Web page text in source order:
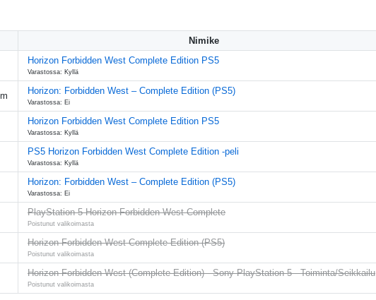
Nimike
Horizon Forbidden West Complete Edition PS5
Varastossa: Kyllä
Horizon: Forbidden West – Complete Edition (PS5)
Varastossa: Ei
Horizon Forbidden West Complete Edition PS5
Varastossa: Kyllä
PS5 Horizon Forbidden West Complete Edition -peli
Varastossa: Kyllä
Horizon: Forbidden West – Complete Edition (PS5)
Varastossa: Ei
PlayStation 5 Horizon Forbidden West Complete
Poistunut valikoimasta
Horizon Forbidden West Complete Edition (PS5)
Poistunut valikoimasta
Horizon Forbidden West (Complete Edition) - Sony PlayStation 5 - Toiminta/Seikkailu
Poistunut valikoimasta